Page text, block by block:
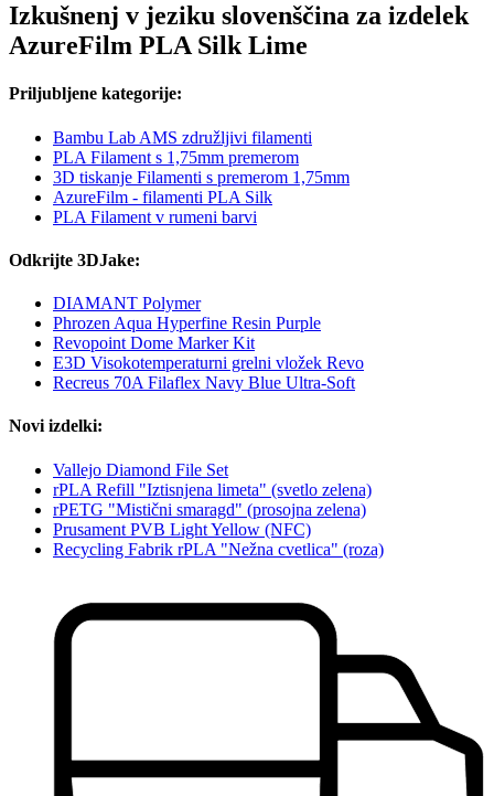
Izkušnenj v jeziku slovenščina za izdelek
AzureFilm PLA Silk Lime
Priljubljene kategorije:
Bambu Lab AMS združljivi filamenti
PLA Filament s 1,75mm premerom
3D tiskanje Filamenti s premerom 1,75mm
AzureFilm - filamenti PLA Silk
PLA Filament v rumeni barvi
Odkrijte 3DJake:
DIAMANT Polymer
Phrozen Aqua Hyperfine Resin Purple
Revopoint Dome Marker Kit
E3D Visokotemperaturni grelni vložek Revo
Recreus 70A Filaflex Navy Blue Ultra-Soft
Novi izdelki:
Vallejo Diamond File Set
rPLA Refill "Iztisnjena limeta" (svetlo zelena)
rPETG "Mistični smaragd" (prosojna zelena)
Prusament PVB Light Yellow (NFC)
Recycling Fabrik rPLA "Nežna cvetlica" (roza)